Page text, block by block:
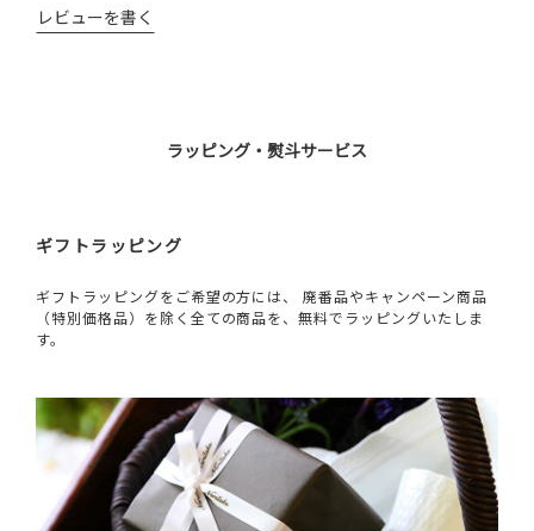
レビューを書く
ラッピング・熨斗サービス
ギフトラッピング
ギフトラッピングをご希望の方には、 廃番品やキャンペーン商品
（特別価格品）を除く全ての商品を、無料でラッピングいたしま
す。